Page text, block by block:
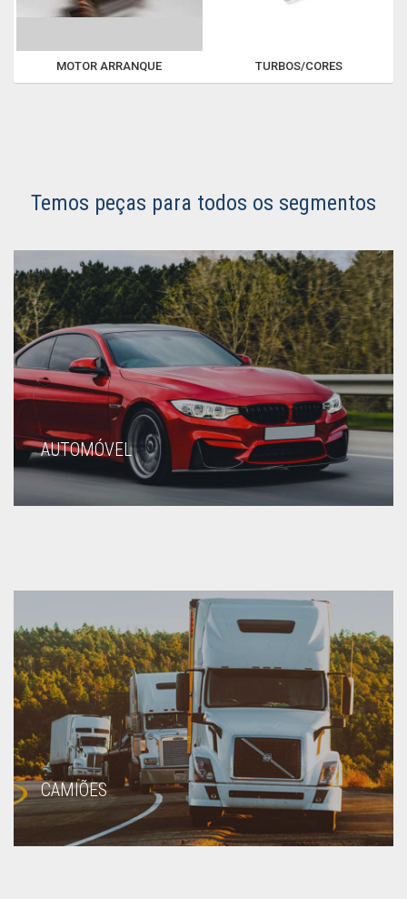
MOTOR ARRANQUE TURBOS/CORES
Temos peças para todos os segmentos
AUTOMÓVEL
CAMIÕES